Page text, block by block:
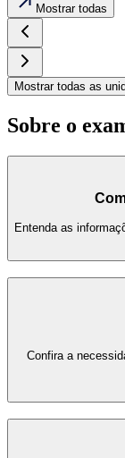
Mostrar todas
Mostrar todas as
Sobre o
Entenda as
Confira a